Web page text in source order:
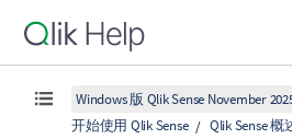
Windows 版 Qlik Sense November
开始使用 Qlik Sense
Qlik Sense 概